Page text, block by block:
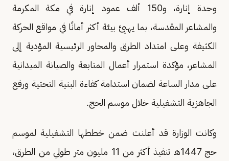
وحدة إنارة، و150 ألف عمود إنارة في مكة المكرمة
والمشاعر المقدسة، بما يهيئ بيئة أكثر أمانًا في مواقع الحركة
الكثيفة وعلى امتداد الطرق والمحاور الرئيسية المؤدية إلى
المشاعر، مؤكدة استمرار أعمال المتابعة والصيانة الميدانية
على مدار الساعة لضمان استدامة كفاءة البنية التحتية ورفع
الجاهزية التشغيلية خلال موسم الحج.
وكانت الوزارة قد أعلنت ضمن خططها التشغيلية لموسم
حج 1447هـ تنفيذ أكثر من 11 مليون متر طولي من الطرق،